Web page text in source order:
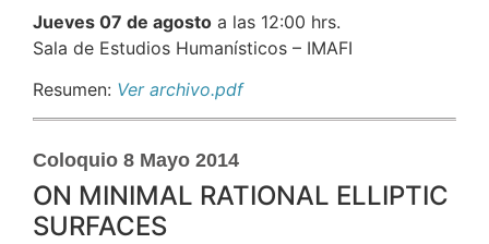
Jueves 07 de agosto a las 12:00 hrs.
Sala de Estudios Humanísticos – IMAFI
Resumen: Ver archivo.pdf
Coloquio 8 Mayo 2014
ON MINIMAL RATIONAL ELLIPTIC
SURFACES